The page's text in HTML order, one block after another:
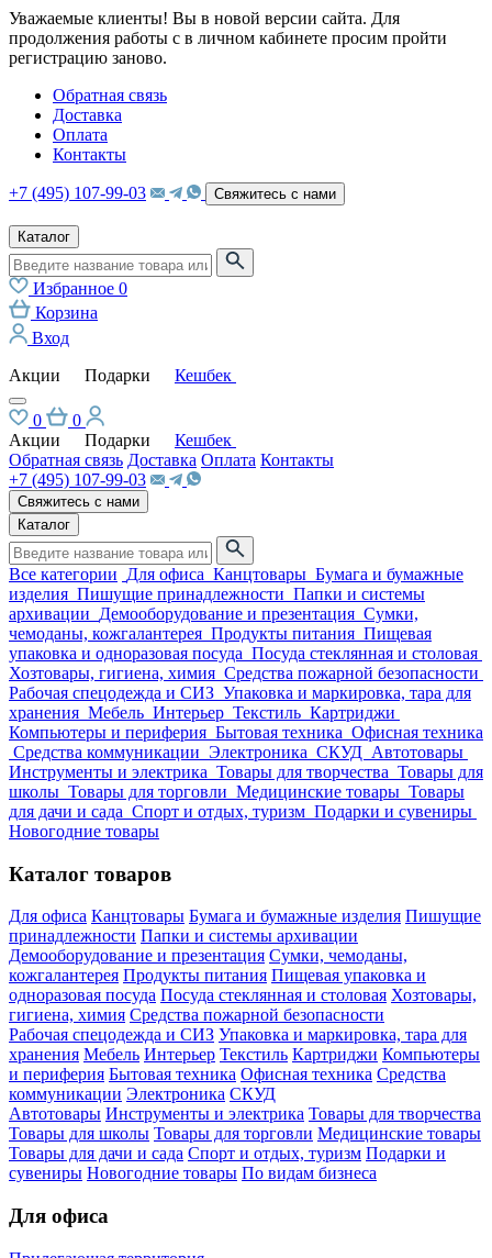
Уважаемые клиенты! Вы в новой версии сайта. Для
продолжения работы с в личном кабинете просим пройти
регистрацию заново.
Обратная связь
Доставка
Оплата
Контакты
+7 (495) 107-99-03 Свяжитесь с нами
Каталог
Избранное 0
Корзина
Вход
Акции
Подарки Кешбек
0
0
Акции
Подарки
Кешбек
Обратная связь Доставка Оплата Контакты
+7 (495) 107-99-03
Свяжитесь с нами
Каталог
Все категории Для офиса Канцтовары Бумага и бумажные
изделия Пишущие принадлежности Папки и системы
архивации Демооборудование и презентация Сумки,
чемоданы, кожгалантерея Продукты питания Пищевая
упаковка и одноразовая посуда Посуда стеклянная и столовая
Хозтовары, гигиена, химия Средства пожарной безопасности
Рабочая спецодежда и СИЗ Упаковка и маркировка, тара для
хранения Мебель Интерьер Текстиль Картриджи
Компьютеры и периферия Бытовая техника Офисная техника
Средства коммуникации Электроника СКУД Автотовары
Инструменты и электрика Товары для творчества Товары для
школы Товары для торговли Медицинские товары Товары
для дачи и сада Спорт и отдых, туризм Подарки и сувениры
Новогодние товары
Каталог товаров
Для офиса Канцтовары Бумага и бумажные изделия Пишущие
принадлежности Папки и системы архивации
Демооборудование и презентация Сумки, чемоданы,
кожгалантерея Продукты питания Пищевая упаковка и
одноразовая посуда Посуда стеклянная и столовая Хозтовары,
гигиена, химия Средства пожарной безопасности
Рабочая спецодежда и СИЗ Упаковка и маркировка, тара для
хранения Мебель Интерьер Текстиль Картриджи Компьютеры
и периферия Бытовая техника Офисная техника Средства
коммуникации Электроника СКУД
Автотовары Инструменты и электрика Товары для творчества
Товары для школы Товары для торговли Медицинские товары
Товары для дачи и сада Спорт и отдых, туризм Подарки и
сувениры Новогодние товары По видам бизнеса
Для офиса